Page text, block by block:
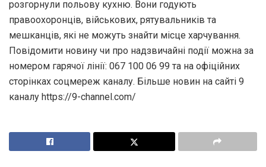
розгорнули польову кухню. Вони годують
правоохоронців, військових, рятувальників та
мешканців, які не можуть знайти місце харчування.
Повідомити новину чи про надзвичайні події можна за
номером гарячої лінії: 067 100 06 99 та на офіційних
сторінках соцмереж каналу. Більше новин на сайті 9
каналу https://9-channel.com/